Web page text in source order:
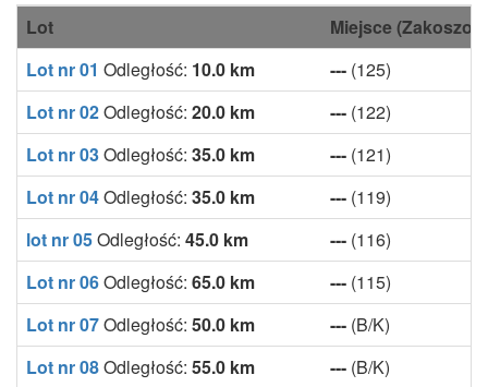
Lot
Miejsce
Lot nr 01 Odległość: 10.0 km --- (125)
Lot nr 02Odległość: 20.0 km --- (122)
Lot nr 03Odległość: 35.0 km --- (121)
Lot nr 04Odległość: 35.0 km --- (119)
lot nr 05Odległość: 45.0 km --- (116)
Lot nr 06Odległość: 65.0 km --- (115)
Lot nr 07Odległość: 50.0 km --- (B/K)
Lot nr 08Odległość: 55.0 km --- (B/K)